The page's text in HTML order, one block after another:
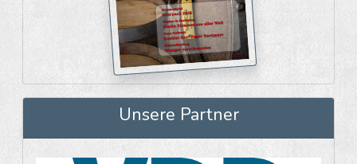
Unsere Partner